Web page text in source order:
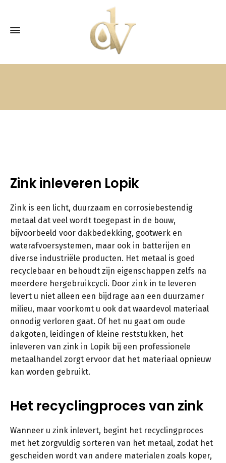
Zink inleveren Lopik
Zink is een licht, duurzaam en corrosiebestendig
metaal dat veel wordt toegepast in de bouw,
bijvoorbeeld voor dakbedekking, gootwerk en
waterafvoersystemen, maar ook in batterijen en
diverse industriële producten. Het metaal is goed
recyclebaar en behoudt zijn eigenschappen zelfs na
meerdere hergebruikcycli. Door zink in te leveren
levert u niet alleen een bijdrage aan een duurzamer
milieu, maar voorkomt u ook dat waardevol materiaal
onnodig verloren gaat. Of het nu gaat om oude
dakgoten, leidingen of kleine reststukken, het
inleveren van zink in Lopik bij een professionele
metaalhandel zorgt ervoor dat het materiaal opnieuw
kan worden gebruikt.
Het recyclingproces van zink
Wanneer u zink inlevert, begint het recyclingproces
met het zorgvuldig sorteren van het metaal, zodat het
gescheiden wordt van andere materialen zoals koper,